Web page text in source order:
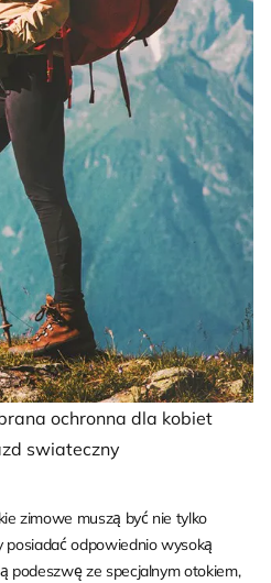
ochronna dla kobiet
swiateczny
zimowe muszą być nie tylko
odpowiednio wysoką
podeszwę ze specjalnym otokiem,